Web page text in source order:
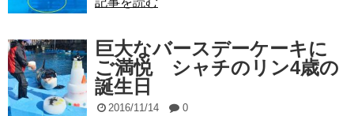
巨大なバースデーケーキに
ご満悦 シャチのリン4歳の
誕生日
2016/11/14 0